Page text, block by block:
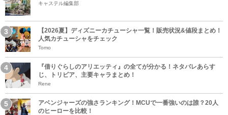
キャステル編集部
【2026夏】ディズニーカチューシャ一覧！販売状況&値段まとめ！
人気カチューシャをチェック
Tomo
『借りぐらしのアリエッティ』の全てが分かる！ネタバレあらす
じ、トリビア、主要キャラまとめ！
Rene
アベンジャーズの強さランキング！MCUで一番強いのは誰？20人
のヒーローを比較！